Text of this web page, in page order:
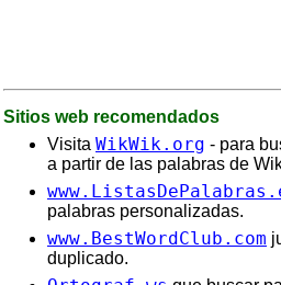
Sitios web recomendados
Visita WikWik.org - para
a partir de las palabras de
palabras personalizadas.
www.BestWordClub.com
duplicado.